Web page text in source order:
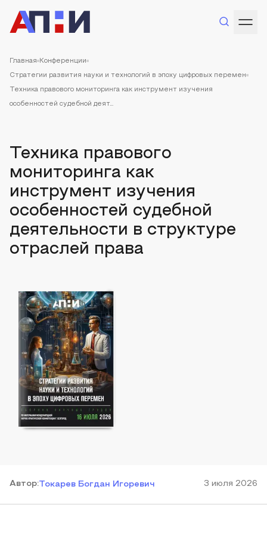
Главная Конференции
Стратегии развития науки и технологий в эпоху цифровых перемен
Техника правового мониторинга как инструмент изучения
особенностей судебной деят...
Техника правового
мониторинга как
инструмент изучения
особенностей судебной
деятельности в структуре
отраслей права
Автор:Токарев Богдан Игоревич 3 июля 2026